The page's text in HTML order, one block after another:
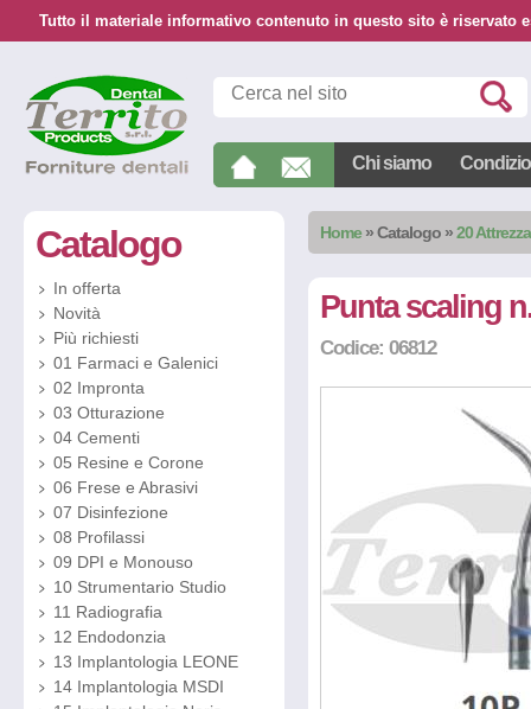
Tutto il materiale informativo contenuto in questo sito è riservato
Chi siamo
Home »Catalogo »20
Catalogo
In offerta
Novità
Più richiesti
01 Farmaci e Galenici
02 Impronta
03 Otturazione
04 Cementi
05 Resine e Corone
06 Frese e Abrasivi
07 Disinfezione
08 Profilassi
09 DPI e Monouso
10 Strumentario Studio
11 Radiografia
12 Endodonzia
13 Implantologia LEONE
14 Implantologia MSDI
Punta scaling
Codice: 06812